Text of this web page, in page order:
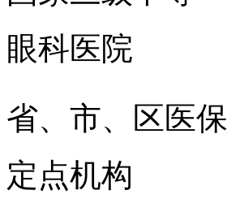
眼科医院
省、市、区医保
定点机构